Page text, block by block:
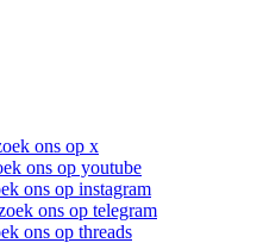
ons op x
ons op youtube
ons op instagram
ons op telegram
ons op threads